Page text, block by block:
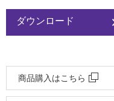
ダウンロード
商品購入はこちら